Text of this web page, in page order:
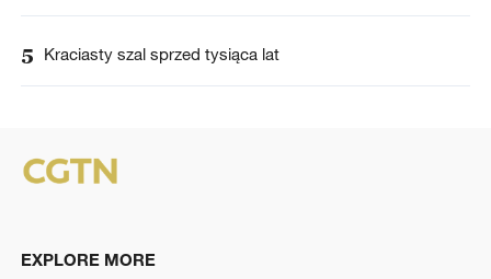
5 Kraciasty szal sprzed tysiąca lat
EXPLORE MORE